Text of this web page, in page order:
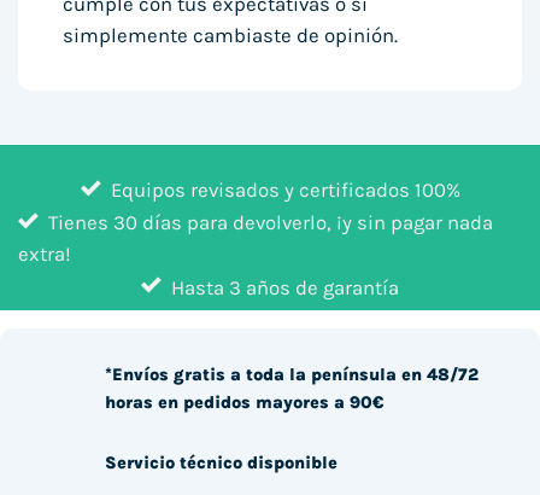
simplemente cambiaste de opinión.
Equipos revisados y certificados 100%
Tienes 30 días para devolverlo, ¡y sin pagar nada
extra!
Hasta 3 años de garantía
*Envíos gratis a toda la península en 48/72
horas en pedidos mayores a 90€
Servicio técnico disponible